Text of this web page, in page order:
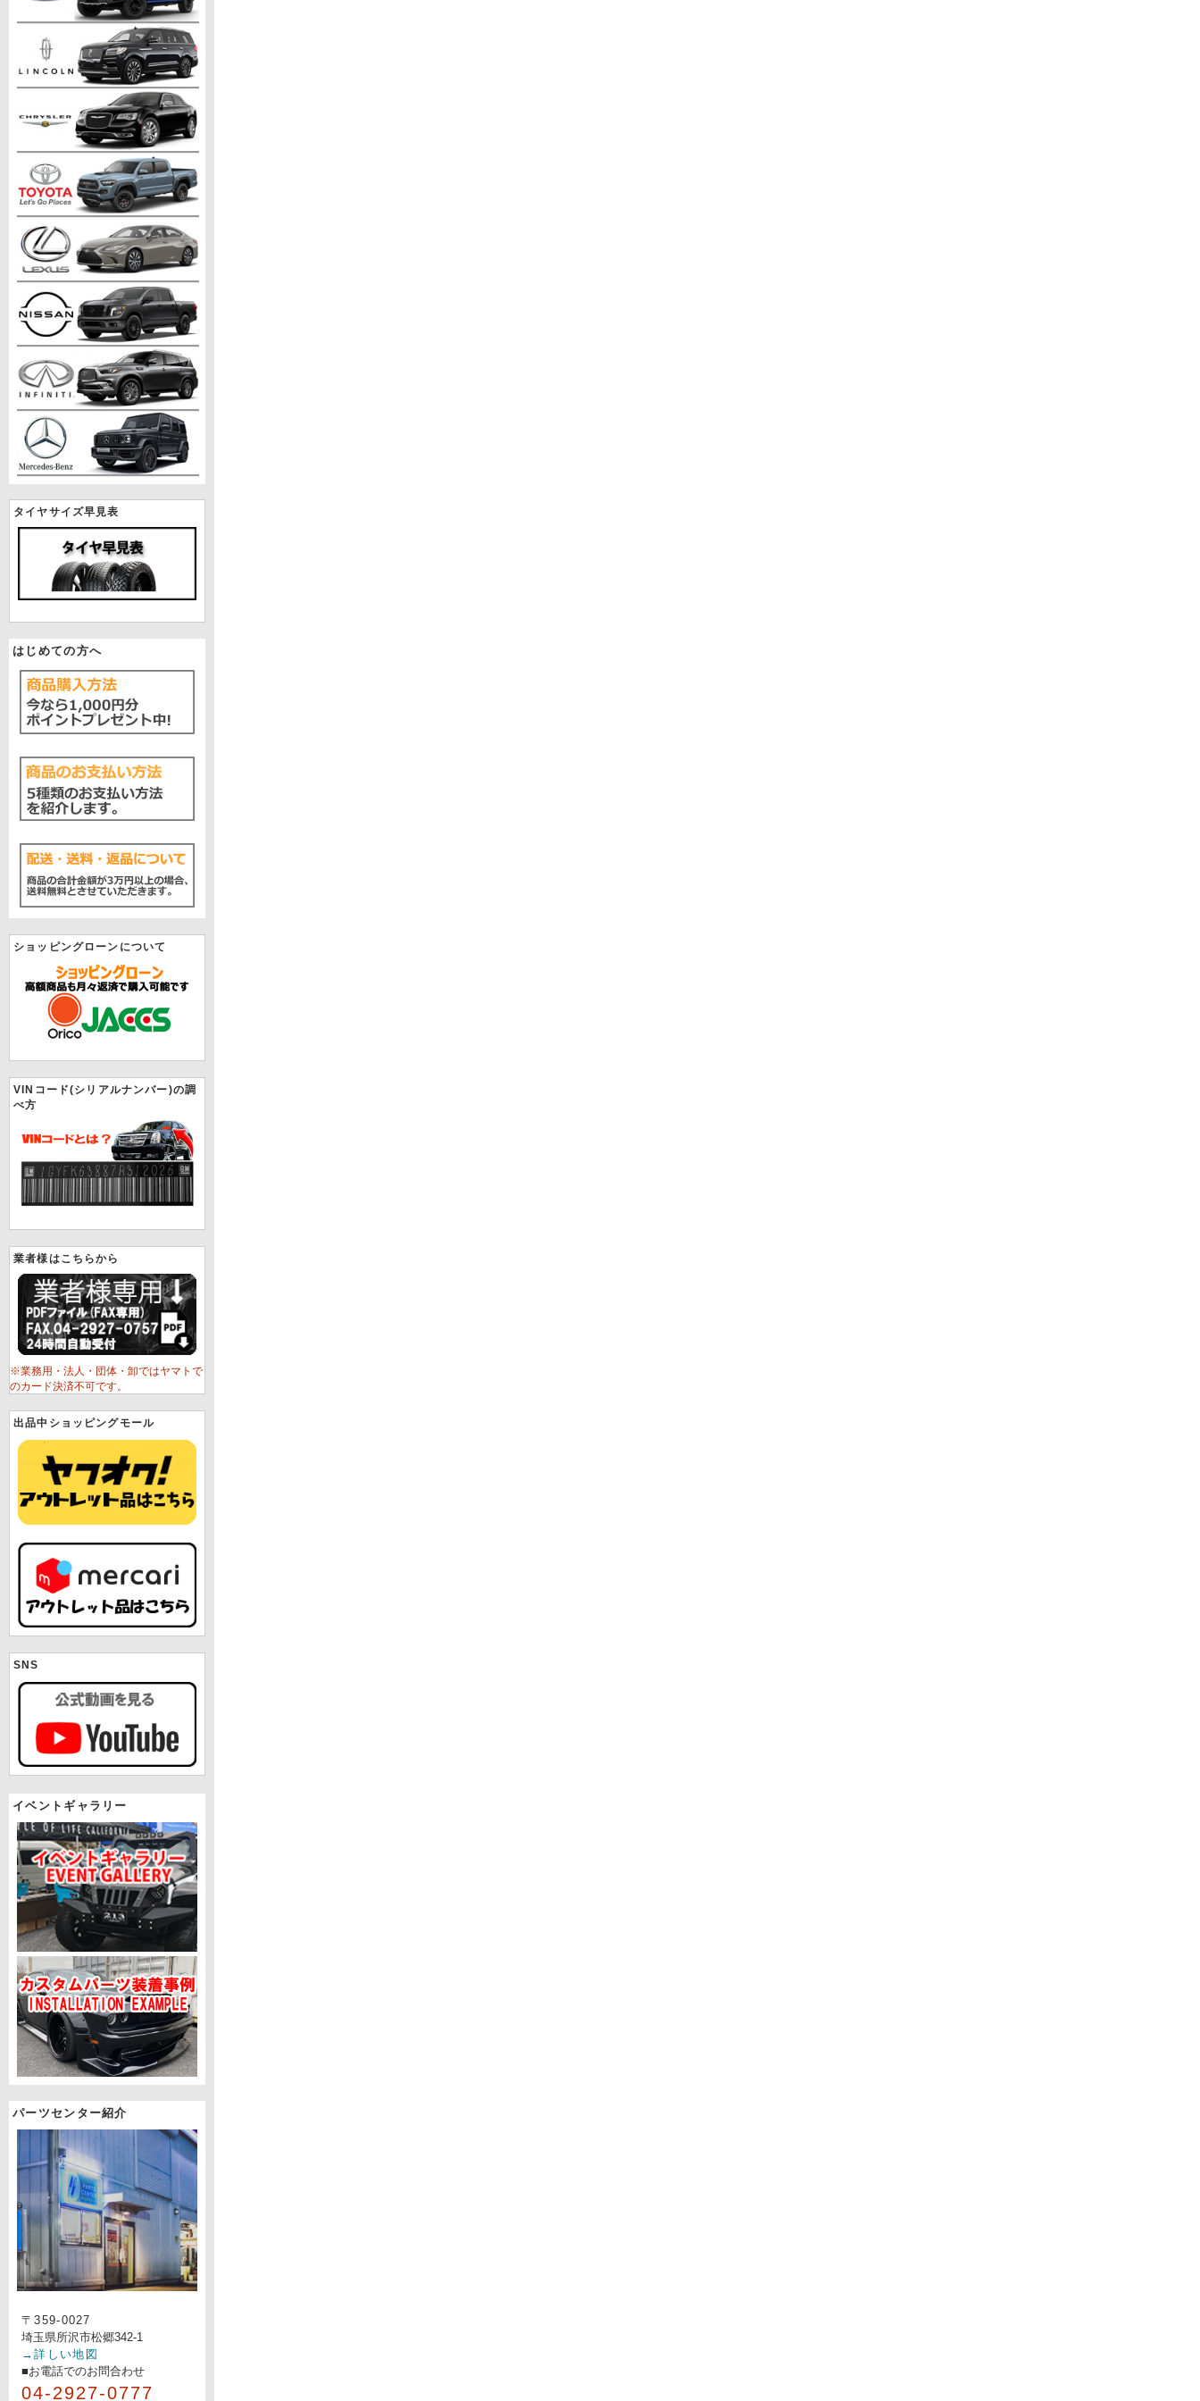
タイヤサイズ早見表
はじめての方へ
ショッピングローンについて
VINコード(シリアルナンバー)の調
べ方
業者様はこちらから
※業務用・法人・団体・卸ではヤマトで
のカード決済不可です。
出品中ショッピングモール
SNS
イベントギャラリー
パーツセンター紹介
〒359-0027
埼玉県所沢市松郷342-1
→詳しい地図
■お電話でのお問合わせ
04-2927-0777